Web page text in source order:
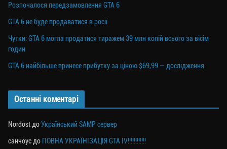
Розпочалося передзамовлення GTA 6
GTA 6 не буде продаватися в росії
Чутки: GTA 6 могла продатися тиражем 39 млн копій всього за вісім
годин
GTA 6 найбільше принесе прибутку за ціною $69,99 — дослідження
Останні коментарі
Nordost доУкраїнський SAMP сервер
санчоус до ПОВНА УКРАЇНІЗАЦІЯ GTA IV!!!!!!!!!!!!